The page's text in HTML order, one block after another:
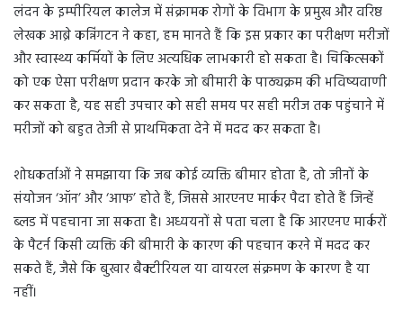
लंदन के इम्पीरियल कालेज में संक्रामक रोगों के विभाग के प्रमुख और वरिष्ठ
लेखक आब्रे कन्निंगटन ने कहा, हम मानते हैं कि इस प्रकार का परीक्षण मरीजों
और स्वास्थ्य कर्मियों के लिए अत्यधिक लाभकारी हो सकता है। चिकित्सकों
को एक ऐसा परीक्षण प्रदान करके जो बीमारी के पाठ्यक्रम की भविष्यवाणी
कर सकता है, यह सही उपचार को सही समय पर सही मरीज तक पहुंचाने में
मरीजों को बहुत तेजी से प्राथमिकता देने में मदद कर सकता है।
शोधकर्ताओं ने समझाया कि जब कोई व्यक्ति बीमार होता है, तो जीनों के
संयोजन ‘ऑन’ और ‘आफ’ होते हैं, जिससे आरएनए मार्कर पैदा होते हैं जिन्हें
ब्लड में पहचाना जा सकता है। अध्ययनों से पता चला है कि आरएनए मार्करों
के पैटर्न किसी व्यक्ति की बीमारी के कारण की पहचान करने में मदद कर
सकते हैं, जैसे कि बुखार बैक्टीरियल या वायरल संक्रमण के कारण है या
नहीं।